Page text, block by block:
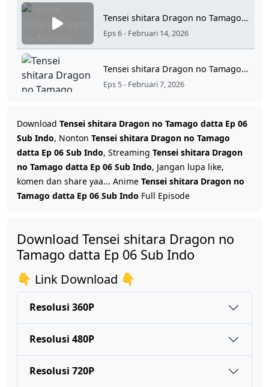
Tensei shitara Dragon no Tamago datta Ep 06 Sub Indo
Eps 6 - Februari 14, 2026
Tensei shitara Dragon no Tamago datta Ep 05 Sub Indo
Eps 5 - Februari 7, 2026
Tensei shitara Dragon no Tamago datta Ep 04 Sub Indo
Eps 4 - Januari 31, 2026
Eps 3 - Januari 24, 2026
Eps 2 - Januari 17, 2026
Eps 1 - Januari 10, 2026
Download Tensei shitara Dragon no Tamago datta Ep 06
Sub Indo, Nonton Tensei shitara Dragon no Tamago
datta Ep 06 Sub Indo, Streaming Tensei shitara Dragon
no Tamago datta Ep 06 Sub Indo, Jangan lupa like,
komen dan share yaa... Anime Tensei shitara Dragon no
Tamago datta Ep 06 Sub Indo Full Episode
Download Tensei shitara Dragon no
Tamago datta Ep 06 Sub Indo
👇 Link Download 👇
Resolusi 360P
Resolusi 480P
Resolusi 720P